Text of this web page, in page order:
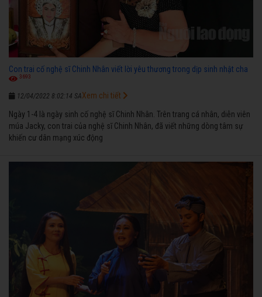
Con trai cố nghệ sĩ Chinh Nhân viết lời yêu thương trong dịp sinh nhật cha
3693
12/04/2022 8:02:14 SA
Ngày 1-4 là ngày sinh cố nghệ sĩ Chinh Nhân. Trên trang cá nhân, diễn viên
múa Jacky, con trai của nghệ sĩ Chinh Nhân, đã viết những dòng tâm sự
khiến cư dân mạng xúc động
Xem chi tiết